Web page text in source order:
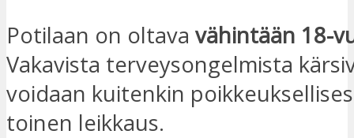
Potilaan on oltava vähintään 18-
Vakavista terveysongelmista
voidaan kuitenkin
toinen leikkaus.